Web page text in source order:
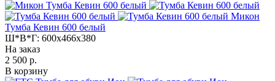
Микон
Тумба Кевин 600 белый
Ш*В*Г: 600x466x380
На заказ
2 500 р.
В корзину